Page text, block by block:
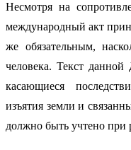
Несмотря на
международный акт
же обязательным,
человека. Текст
касающиеся
изъятия земли и
должно быть учтено при